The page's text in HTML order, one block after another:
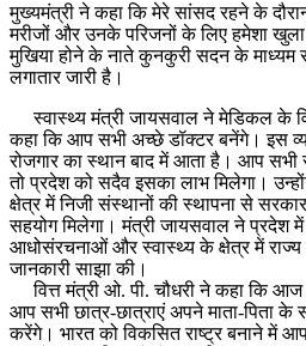
मुख्यमंत्री ने कहा कि मेरे सांसद रहने के
मरीजों और उनके परिजनों के लिए हमेशा
मुखिया होने के नाते कुनकुरी सदन के माध्यम
लगातार जारी है।
स्वास्थ्य मंत्री जायसवाल ने मेडिकल के
कहा कि आप सभी अच्छे डॉक्टर बनेंगे। इस
रोजगार का स्थान बाद में आता है। आप
तो प्रदेश को सदैव इसका लाभ मिलेगा।
क्षेत्र में निजी संस्थानों की स्थापना से सरकार
सहयोग मिलेगा। मंत्री जायसवाल ने प्रदेश में
आधोसंरचनाओं और स्वास्थ्य के क्षेत्र में राज्य
जानकारी साझा की।
वित्त मंत्री ओ. पी. चौधरी ने कहा कि आज
आप सभी छात्र-छात्राएं अपने माता-पिता के
करेंगे। भारत को विकसित राष्ट्र बनाने में